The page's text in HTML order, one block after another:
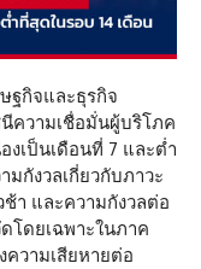
ฐกิจและธุรกิจ
ความเชื่อมั่นผู้บริโภค
งเป็นเดือนที่ 7 และต่ำ
มกังวลเกี่ยวกับภาวะ
า และความกังวลต่อ
โดยเฉพาะในภาค
ความเสียหายต่อ